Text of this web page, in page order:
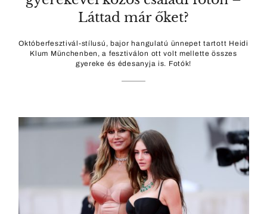
Láttad már őket?
Októberfesztivál-stílusú, bajor hangulatú ünnepet tartott Heidi
Klum Münchenben, a fesztiválon ott volt mellette összes
gyereke és édesanyja is. Fotók!